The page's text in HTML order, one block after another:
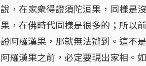
說，在家衆得證須陀洹果，同樣是
果，在佛時代同樣是很多的；所以
證阿羅漢果，那就無法辦到。這不
阿羅漢果之前，必定要現出家相。